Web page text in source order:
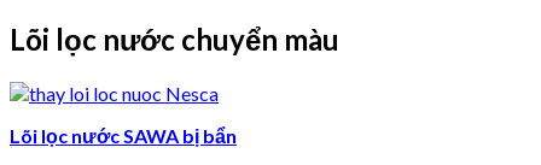
Lõi lọc nước chuyển màu
Lõi lọc nước SAWA bị bẩn